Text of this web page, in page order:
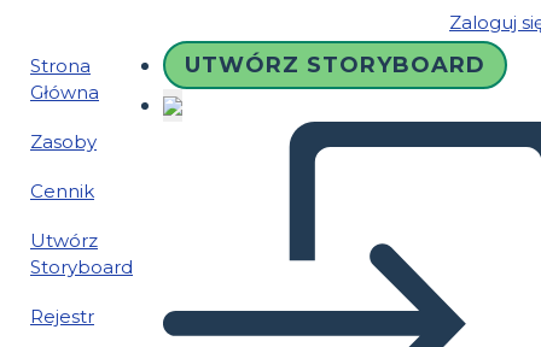
Zaloguj
Strona
Główna
Zasoby
Cennik
Utwórz
Storyboard
Rejestr
UTWÓRZ STORYBOARD